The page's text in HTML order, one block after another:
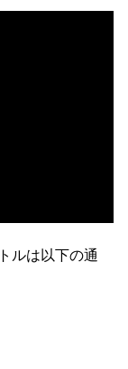
ルは以下の通